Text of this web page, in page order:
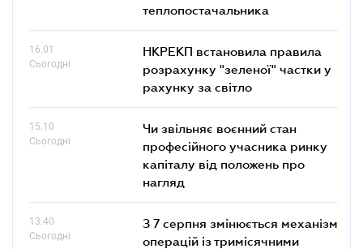
теплопостачальника
16.01
Сьогодні
НКРЕКП встановила правила
розрахунку "зеленої" частки у
рахунку за світло
15.10
Сьогодні
Чи звільняє воєнний стан
професійного учасника ринку
капіталу від положень про
нагляд
13.40
Сьогодні
З 7 серпня змінюється механізм
операцій із тримісячними